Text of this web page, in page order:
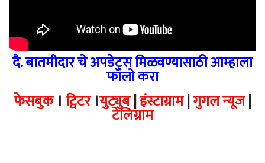
दै. बातमीदार चे अपडेट्स मिळवण्यासाठी आम्हाला
फॉलो करा
फेसबुक। ट्विटर।युट्युब|इंस्टाग्राम|गुगल न्यूज|
टेलिग्राम